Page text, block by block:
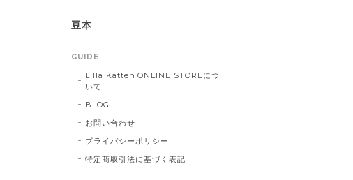
豆本
GUIDE
Lilla Katten ONLINE STOREにつ
いて
BLOG
お問い合わせ
プライバシーポリシー
特定商取引法に基づく表記